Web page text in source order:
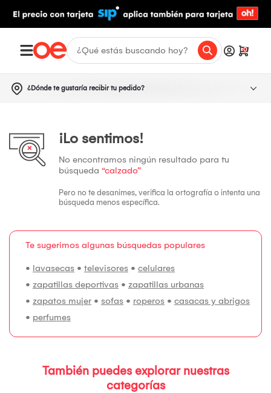
0
¿Dónde te gustaría recibir tu pedido?
¡Lo sentimos!
No encontramos ningún resultado para tu
búsqueda “calzado”
Pero no te desanimes, verifica la ortografía o intenta una
búsqueda menos específica.
Te sugerimos algunas búsquedas populares
• lavasecas • televisores • celulares
• zapatillas deportivas • zapatillas urbanas
• zapatos mujer • sofas • roperos • casacas y abrigos
• perfumes
También puedes explorar nuestras
categorías